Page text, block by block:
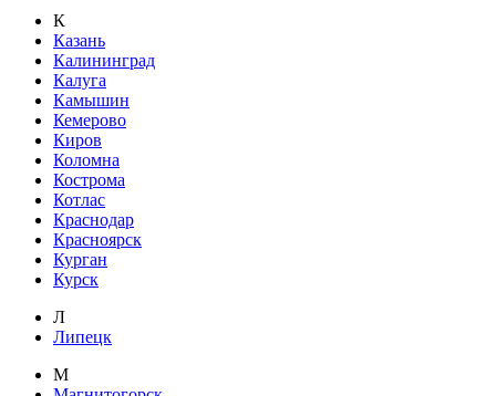
К
Казань
Калининград
Калуга
Камышин
Кемерово
Киров
Коломна
Кострома
Котлас
Краснодар
Красноярск
Курган
Курск
Л
Липецк
М